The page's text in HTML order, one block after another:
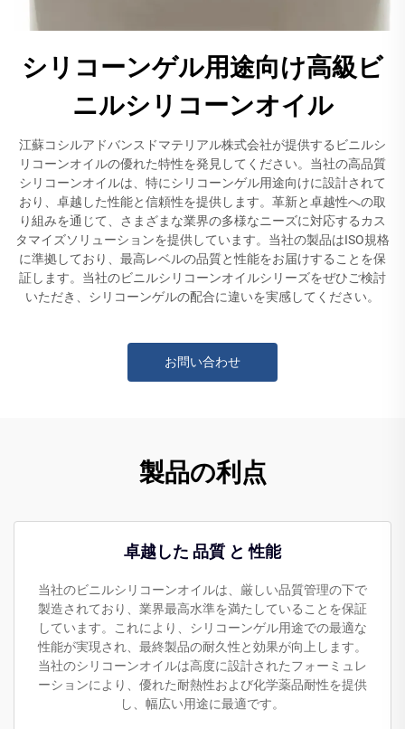
シリコーンゲル用途向け高級ビ
ニルシリコーンオイル
江蘇コシルアドバンスドマテリアル株式会社が提供するビニルシ
リコーンオイルの優れた特性を発見してください。当社の高品質
シリコーンオイルは、特にシリコーンゲル用途向けに設計されて
おり、卓越した性能と信頼性を提供します。革新と卓越性への取
り組みを通じて、さまざまな業界の多様なニーズに対応するカス
タマイズソリューションを提供しています。当社の製品はISO規格
に準拠しており、最高レベルの品質と性能をお届けすることを保
証します。当社のビニルシリコーンオイルシリーズをぜひご検討
いただき、シリコーンゲルの配合に違いを実感してください。
お問い合わせ
製品の利点
卓越した 品質 と 性能
当社のビニルシリコーンオイルは、厳しい品質管理の下で
製造されており、業界最高水準を満たしていることを保証
しています。これにより、シリコーンゲル用途での最適な
性能が実現され、最終製品の耐久性と効果が向上します。
当社のシリコーンオイルは高度に設計されたフォーミュレ
ーションにより、優れた耐熱性および化学薬品耐性を提供
し、幅広い用途に最適です。